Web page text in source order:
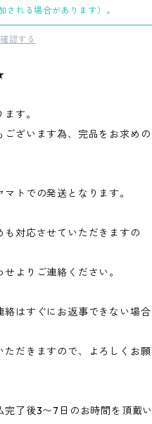
される場合があります）。
認する
す。
ざいます為、完品をお求めの
トでの発送となります。
も対応させていただきますの
よりご連絡ください。
絡はすぐにお返事できない場合
ただきますので、よろしくお願
完了後3〜7日のお時間を頂戴い